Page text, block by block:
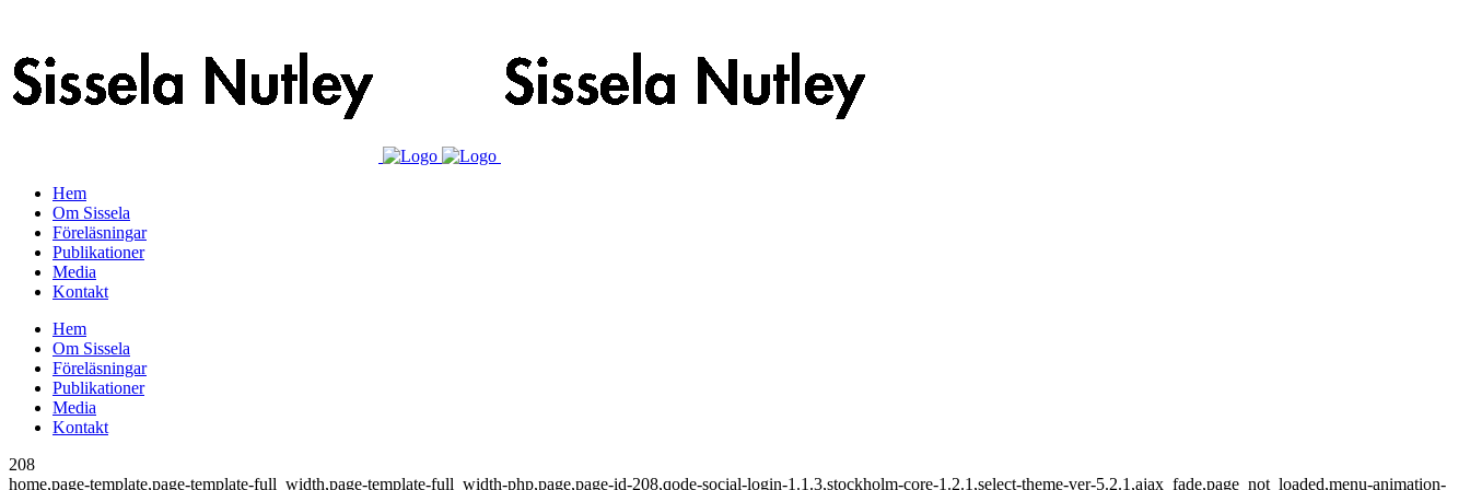
Hem
Om Sissela
Föreläsningar
Publikationer
Media
Kontakt
Hem
Om Sissela
Föreläsningar
Publikationer
Media
Kontakt
208
home,page-template,page-template-full_width,page-template-full_width-php,page,page-id-208,qode-social-login-1.1.3,stockholm-core-1.2.1,select-theme-ver-5.2.1,ajax_fade,page_not_loaded,menu-animation-